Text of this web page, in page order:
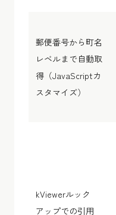
郵便番号から町名
レベルまで自動取
得（JavaScriptカ
スタマイズ）
kViewerルック
アップでの引用